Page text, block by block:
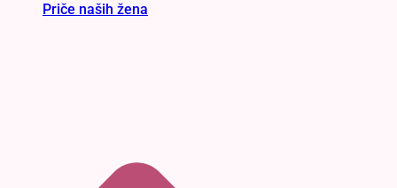
Priče naših žena